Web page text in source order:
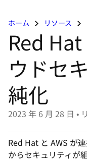
の
し
て
だ
さ
ホーム リソース
Red
ウドセ
純化
2023 年 6 月 28 日 •
Red Hat と AWS が
からセキュリティが